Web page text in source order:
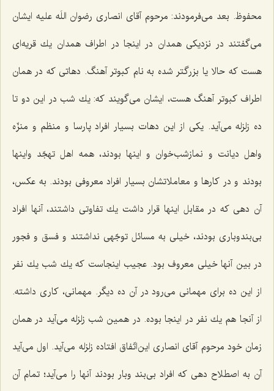
محفوظ. بعد می‌فرمودند: مرحوم آقای انصاری رضوان اللَه علیه ایشان
می‌گفتند در نزدیكی همدان در اینجا در اطراف همدان یك قریه‌ای
هست كه حالا یا بزرگتر شده به نام كبوتر آهنگ. دهاتی كه در همان
اطراف كبوتر آهنگ هست، ایشان می‌گویند كه: یك شب در این دو تا
ده زلزله می‌آید. یكی از این دهات بسیار افراد پارسا و منظم و منزّه
واهل دیانت و نمازشب‌خوان و اینها بودند، همه اهل تهجّد واینها
بودند و در كارها و معاملاتشان بسیار افراد معروفی بودند. به عكس،
آن دهی كه در مقابل اینها قرار داشت یك تفاوتی داشتند، آنها افراد
بی‌بندوباری بودند، خیلی به مسائل توجّهی نداشتند و فسق و فجور
در بین آنها خیلی معروف بود. عجیب اینجاست كه یك شب یك نفر
از این ده برای مهمانی می‌رود در آن ده دیگر. مهمانی، كاری داشته.
از آنجا هم یك نفر در اینجا بوده. در همین شب زلزله می‌آید در همان
زمان خود مرحوم آقای انصاری این‌اتّفاق افتاده زلزله می‌آید. اول می‌آید
آن به اصطلاح دهی كه افراد بی‌بند وبار بودند آنها را می‌آید؛ تمام آن